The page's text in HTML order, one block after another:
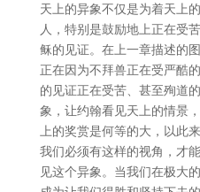
天上的异象不仅是为着天上
人，特别是鼓励地上正在受
稣的见证。在上一章描述的
正在因为不拜兽正在受严酷
的见证正在受苦、甚至殉道
象，让约翰看见天上的情景
上的奖赏是何等的大，以此
我们必须有这样的视角，才
见这个异象。当我们在极大